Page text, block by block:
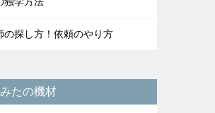
の探し方！依頼のやり方
たの機材